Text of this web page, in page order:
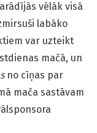
vēlāk visā
labāko
var uzteikt
mačā, un
no cīņas par
mača sastāvam